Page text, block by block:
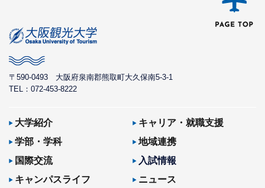
〒590-0493 大阪府泉南郡熊取町大久保南5-3-1
TEL：072-453-8222
大学紹介
キャリア・就職支援
学部・学科
地域連携
国際交流
入試情報
キャンパスライフ
ニュース